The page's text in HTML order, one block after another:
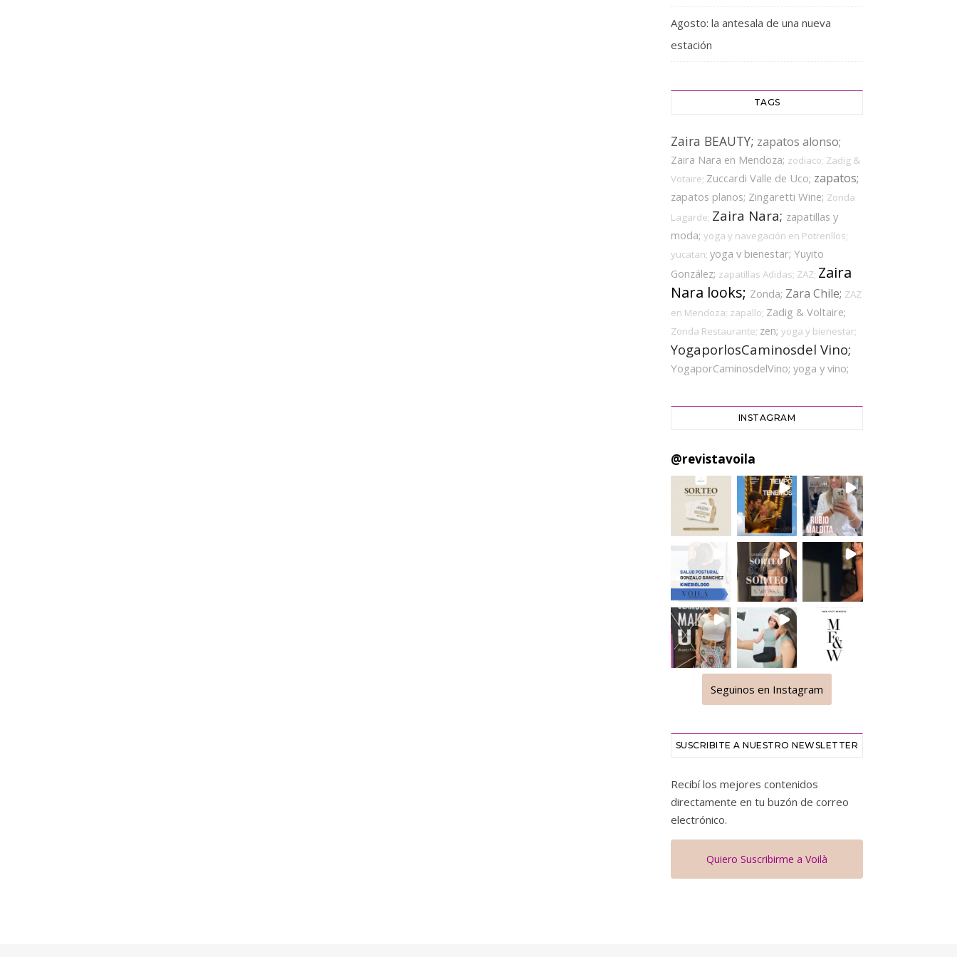
Agosto: la antesala de una nueva
estación
TAGS
Zaira BEAUTY; zapatos alonso;
Zaira Nara en Mendoza; zodiaco; Zadig &
Votaire; Zuccardi Valle de Uco; zapatos;
zapatos planos; Zingaretti Wine; Zonda
Lagarde; Zaira Nara; zapatillas y
moda; yoga y navegación en Potrerillos;
yucatan; yoga v bienestar; Yuyito
González; zapatillas Adidas; ZAZ; Zaira
Nara looks; Zonda; Zara Chile; ZAZ
en Mendoza; zapallo; Zadig & Voltaire;
Zonda Restaurante; zen; yoga y bienestar;
YogaporlosCaminosdel Vino;
YogaporCaminosdelVino; yoga y vino;
INSTAGRAM
@revistavoila
Seguinos en Instagram
SUSCRIBITE A NUESTRO NEWSLETTER
Recibí los mejores contenidos
directamente en tu buzón de correo
electrónico.
Quiero Suscribirme a Voilà